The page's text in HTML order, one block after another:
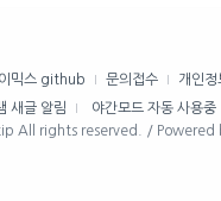
믹스 github 문의접수 개인정
새글 알림
야간모드 자동 사용중
All rights reserved. / Powered